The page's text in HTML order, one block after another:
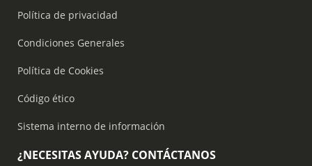
Política de privacidad
Condiciones Generales
Política de Cookies
Código ético
Sistema interno de información
¿NECESITAS AYUDA? CONTÁCTANOS